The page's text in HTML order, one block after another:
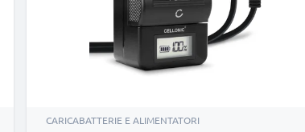
CARICABATTERIE E ALIMENTATORI